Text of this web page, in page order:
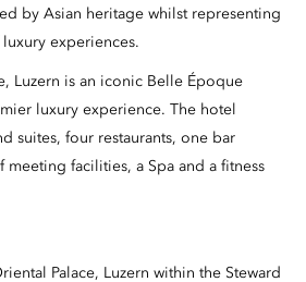
by Asian heritage whilst representing
experiences.
Luzern is an iconic Belle Époque
luxury experience. The hotel
suites, four restaurants, one bar
facilities, a Spa and a fitness
Palace, Luzern within the Steward